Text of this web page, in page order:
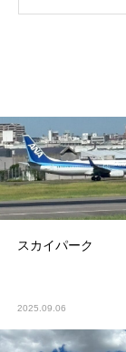
スカイパーク
2025.09.06